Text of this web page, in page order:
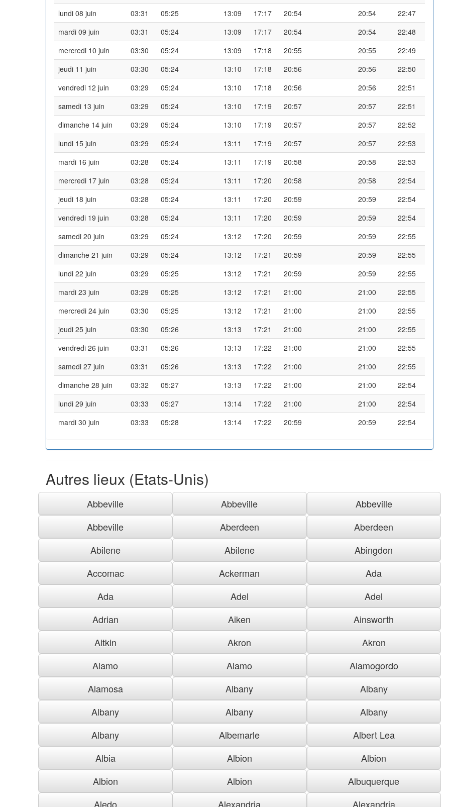
lundi 08 juin
03:31 05:25 13:09 17:17 20:54 20:54
22:47
mardi 09 juin
03:31 05:24 13:09 17:17 20:54 20:54
22:48
mercredi 10 juin
03:30 05:24 13:09 17:18 20:55 20:55
22:49
jeudi 11 juin
03:30 05:24 13:10 17:18 20:56 20:56
22:50
vendredi 12 juin
03:29 05:24 13:10 17:18 20:56 20:56
22:51
samedi 13 juin
03:29 05:24 13:10 17:19 20:57 20:57
22:51
dimanche 14 juin
03:29 05:24 13:10 17:19 20:57 20:57
22:52
lundi 15 juin
03:29 05:24 13:11 17:19 20:57 20:57
22:53
mardi 16 juin
03:28 05:24 13:11 17:19 20:58 20:58
22:53
mercredi 17 juin
03:28 05:24 13:11 17:20 20:58 20:58
22:54
jeudi 18 juin
03:28 05:24 13:11 17:20 20:59 20:59
22:54
vendredi 19 juin
03:28 05:24 13:11 17:20 20:59 20:59
22:54
samedi 20 juin
03:29 05:24 13:12 17:20 20:59 20:59
22:55
dimanche 21 juin
03:29 05:24 13:12 17:21 20:59 20:59
22:55
lundi 22 juin
03:29 05:25 13:12 17:21 20:59 20:59
22:55
mardi 23 juin
03:29 05:25 13:12 17:21 21:00 21:00
22:55
mercredi 24 juin
03:30 05:25 13:12 17:21 21:00 21:00
22:55
jeudi 25 juin
03:30 05:26 13:13 17:21 21:00 21:00
22:55
vendredi 26 juin
03:31 05:26 13:13 17:22 21:00 21:00
22:55
samedi 27 juin
03:31 05:26 13:13 17:22 21:00 21:00
22:55
dimanche 28 juin
03:32 05:27 13:13 17:22 21:00 21:00
22:54
lundi 29 juin
03:33 05:27 13:14 17:22 21:00 21:00
22:54
mardi 30 juin
03:33 05:28 13:14 17:22 20:59 20:59 22:54
Autres lieux (Etats-Unis)
Abbeville Abbeville
Abbeville
Abbeville
Aberdeen
Aberdeen
Abilene
Abilene
Abingdon
Accomac
Ackerman
Ada
Ada
Adel
Adel
Adrian
Aiken
Ainsworth
Aitkin
Akron
Akron
Alamo
Alamo
Alamogordo
Alamosa
Albany
Albany
Albany
Albany
Albany
Albany
Albemarle
Albert Lea
Albia
Albion
Albion
Albion
Albion
Albuquerque
Aledo
Alexandria Alexandria